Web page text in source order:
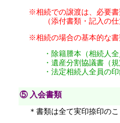
※相続での譲渡は、必要
（添付書類・記入の仕
※相続の場合の基本的
・除籍謄本（相続人全
・遺産分割協議書（規
・法定相続人全員の印
⑤ 入会書類
＊書類は全て実印捺印のこ